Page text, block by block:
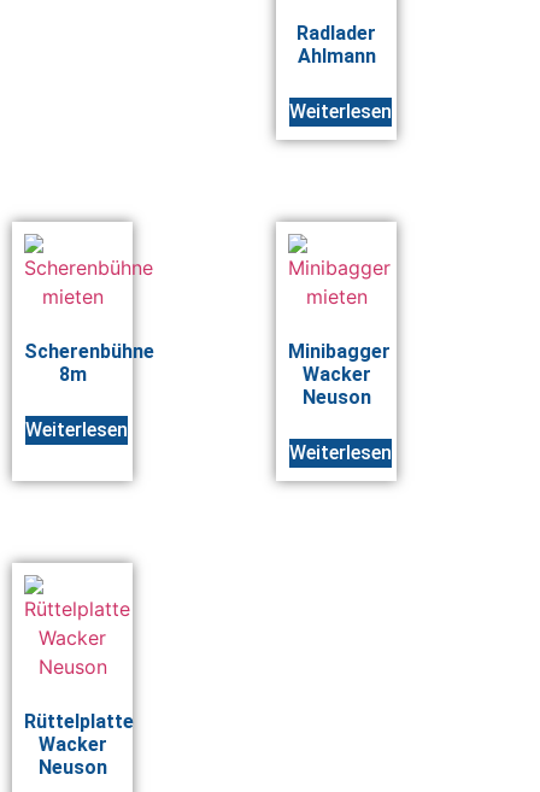
Radlader
Ahlmann
Weiterlesen
Scherenbühne
8m
Weiterlesen
Minibagger
Wacker
Neuson
Weiterlesen
Rüttelplatte
Wacker
Neuson